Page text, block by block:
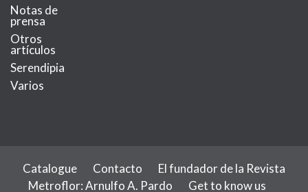
Notas de
prensa
Otros
artículos
Serendipia
Varios
Catalogue Contacto
El fundador de la Revista
Metroflor: Arnulfo A. Pardo
Get to know us